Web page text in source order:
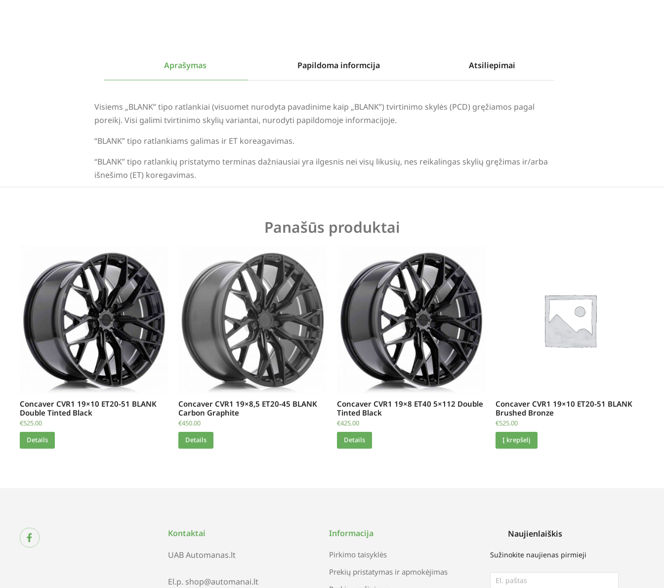
Aprašymas Papildoma informcija Atsiliepimai
Visiems „BLANK” tipo ratlankiai (visuomet nurodyta pavadinime kaip „BLANK”) tvirtinimo skylės (PCD) gręžiamos pagal
poreikį. Visi galimi tvirtinimo skylių variantai, nurodyti papildomoje informacijoje.
“BLANK” tipo ratlankiams galimas ir ET koreagavimas.
“BLANK” tipo ratlankių pristatymo terminas dažniausiai yra ilgesnis nei visų likusių, nes reikalingas skylių gręžimas ir/arba
išnešimo (ET) koregavimas.
Panašūs produktai
Concaver CVR1 19×10 ET20-51 BLANK
Double Tinted Black
€525.00
Details
Concaver CVR1 19×8,5 ET20-45 BLANK
Carbon Graphite
€450.00
Details
Concaver CVR1 19×8 ET40 5×112 Double
Tinted Black
€425.00
Details
Concaver CVR1 19×10 ET20-51 BLANK
Brushed Bronze
€525.00
Į krepšelį
Kontaktai
UAB Automanas.lt
El.p. shop@automanai.lt
Informacija
Pirkimo taisyklės
Prekių pristatymas ir apmokėjimas
Naujienlaiškis
Sužinokite naujienas pirmieji